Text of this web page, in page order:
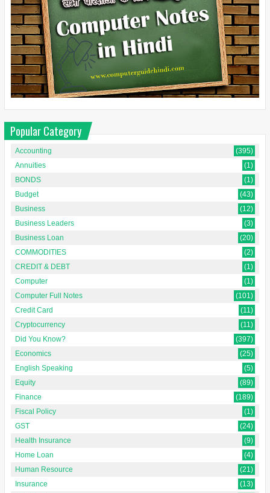
Popular Category
Accounting
(395)
Annuities
(1)
BONDS
(1)
Budget
(43)
Business
(12)
Business Leaders
(3)
Business Loan
(20)
COMMODITIES
(2)
CREDIT & DEBT
(1)
Computer
(1)
Computer Full Notes
(101)
Credit Card
(11)
Cryptocurrency
(11)
Did You Know?
(397)
Economics
(25)
English Speaking
(5)
Equity
(89)
Finance
(189)
Fiscal Policy
(1)
GST
(24)
Health Insurance
(9)
Home Loan
(4)
Human Resource
(21)
Insurance
(13)